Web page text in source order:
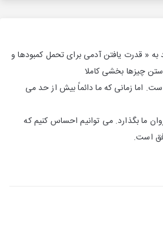
« قدرت یافتن آدمی برای تحمل کمبودها و
چیزها بخشی کاملا
اما زمانی که ما دائماً بیش از حد می
ما بگذارد. می توانیم احساس کنیم که
است.